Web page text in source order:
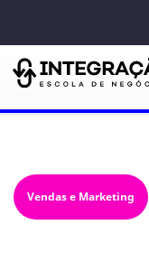
Escolas
Vendas e Marketing